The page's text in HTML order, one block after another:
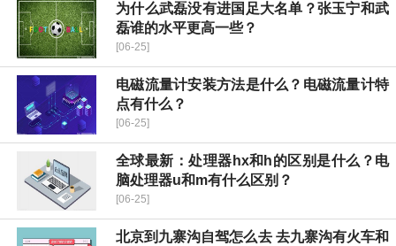
为什么武磊没有进国足大名单？张玉宁和武
磊谁的水平更高一些？
[06-25]
电磁流量计安装方法是什么？电磁流量计特
点有什么？
[06-25]
全球最新：处理器hx和h的区别是什么？电
脑处理器u和m有什么区别？
[06-25]
北京到九寨沟自驾怎么去 去九寨沟有火车和